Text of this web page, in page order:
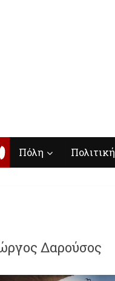
Πόλη Πολιτική
Δαρούσος